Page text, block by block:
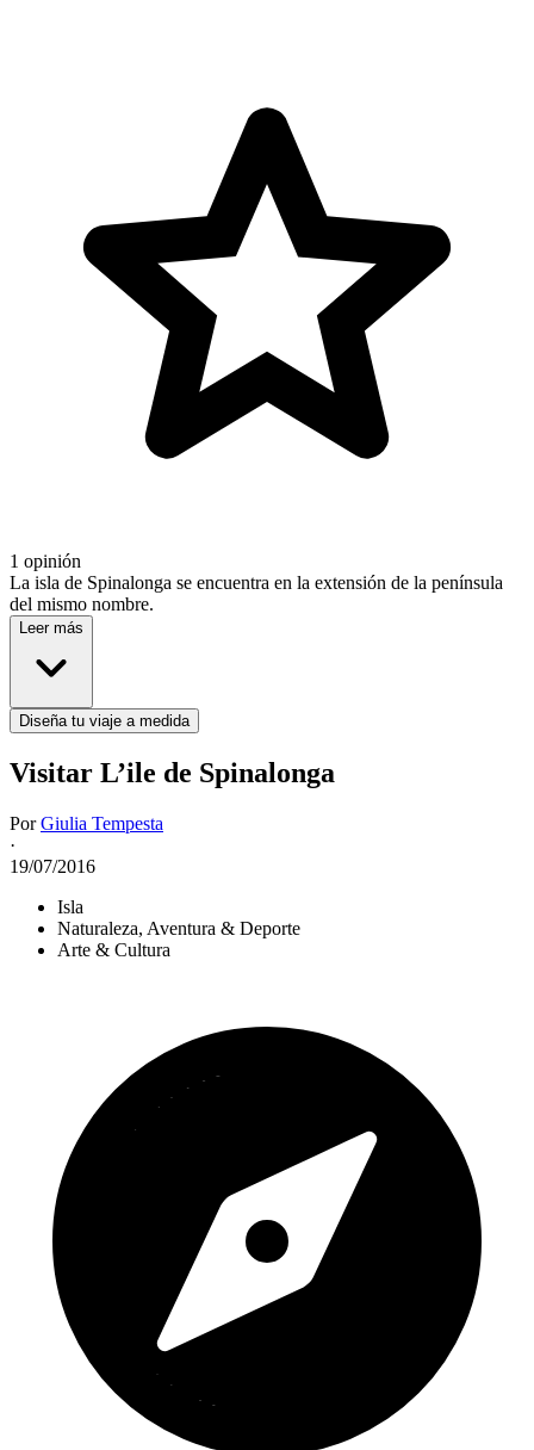
1 opinión
La isla de Spinalonga se encuentra en la extensión de la península
del mismo nombre.
Leer más
Diseña tu viaje a medida
Visitar L’ile de Spinalonga
PorGiulia Tempesta
·
19/07/2016
Isla
Naturaleza, Aventura & Deporte
Arte & Cultura